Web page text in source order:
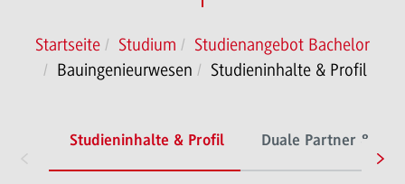
Startseite Studium
Studienangebot Bachelor
Bauingenieurwesen
Studieninhalte & Profil
Studieninhalte & Profil Duale Partner &